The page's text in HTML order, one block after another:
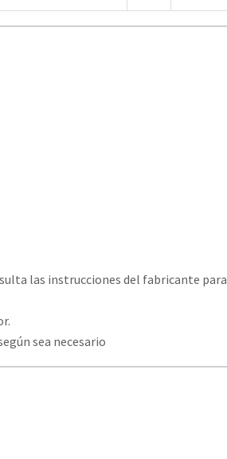
las instrucciones del fabricante para
sea necesario